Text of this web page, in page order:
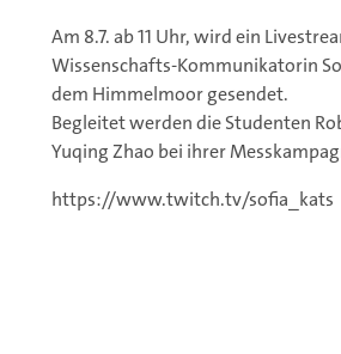
Am 8.7. ab 11 Uhr, wird ein
Wissenschafts-Kommunikatorin
dem Himmelmoor gesendet.
Begleitet werden die Studenten
Yuqing Zhao bei ihrer
https://www.twitch.tv/sofia_kats